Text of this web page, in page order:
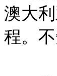
澳大
程。